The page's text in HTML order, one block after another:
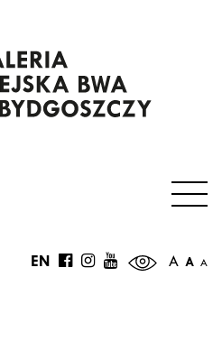
A A A
EN